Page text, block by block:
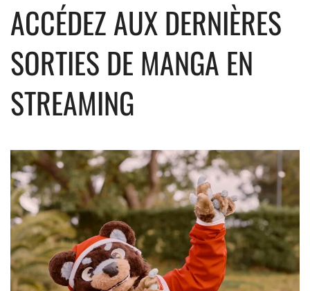
ACCÉDEZ AUX DERNIÈRES
SORTIES DE MANGA EN
STREAMING